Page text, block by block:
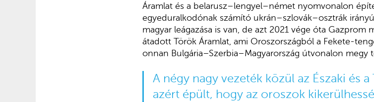
Áramlat és a belarusz–lengyel–német nyomvonalon
egyeduralkodónak számító ukrán–szlovák–osztrák
magyar leágazása is van, de azt 2021 vége óta Gazprom
átadott Török Áramlat, ami Oroszországból a Fekete-
onnan Bulgária–Szerbia–Magyarország útvonalon megy
A négy nagy vezeték közül az Északi és
azért épült, hogy az oroszok